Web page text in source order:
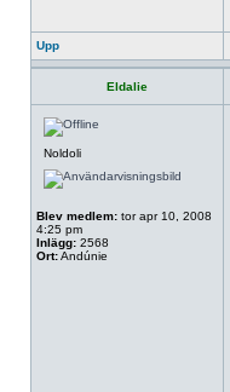
Upp
Eldalie
Noldoli
Blev medlem: tor apr 10, 2008
4:25 pm
Inlägg: 2568
Ort:Andúnie